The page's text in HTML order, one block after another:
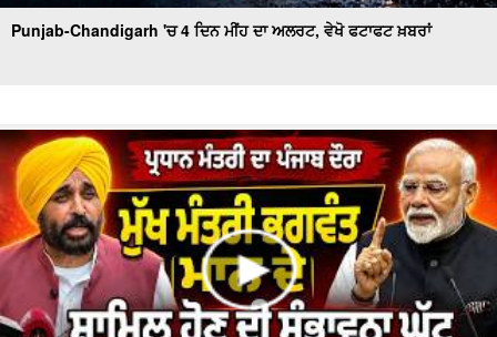
Punjab-Chandigarh 'ਚ 4 ਦਿਨ ਮੀਂਹ ਦਾ ਅਲਰਟ, ਵੇਖੋ ਫਟਾਫਟ ਖ਼ਬਰਾਂ